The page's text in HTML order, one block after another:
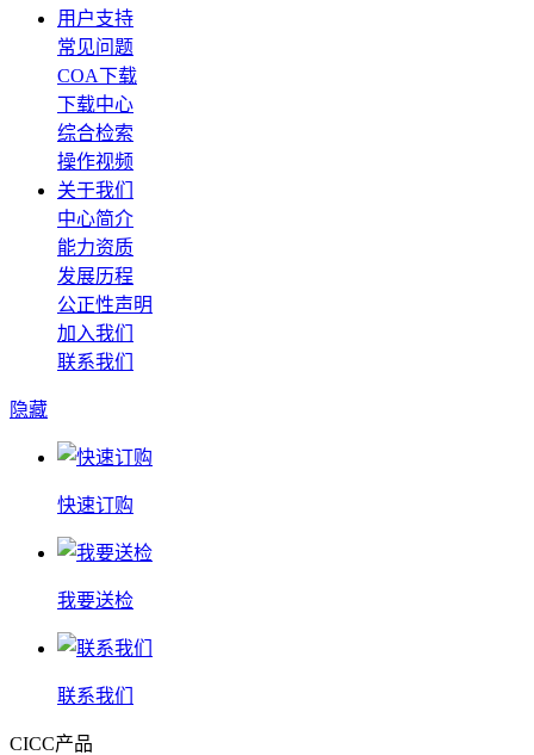
用户支持
常见问题
COA下载
下载中心
综合检索
操作视频
关于我们
中心简介
能力资质
发展历程
公正性声明
加入我们
联系我们
隐藏
快速订购
我要送检
联系我们
CICC产品